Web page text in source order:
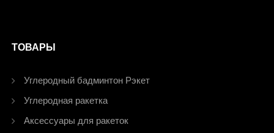
ТОВАРЫ
Углеродный бадминтон Рэкет
Углеродная ракетка
Аксессуары для ракеток